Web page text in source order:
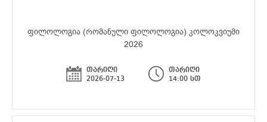
ფილოლოგია (რომანული ფილოლოგია) კოლოკვიუმი
2026
თარიღი
2026-07-13
თარიღი
14:00 სთ